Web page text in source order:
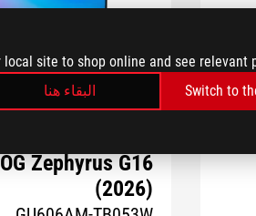
local site to shop online and see relevant
البقاء هنا
Switch to
Zephyrus G16
(2026)